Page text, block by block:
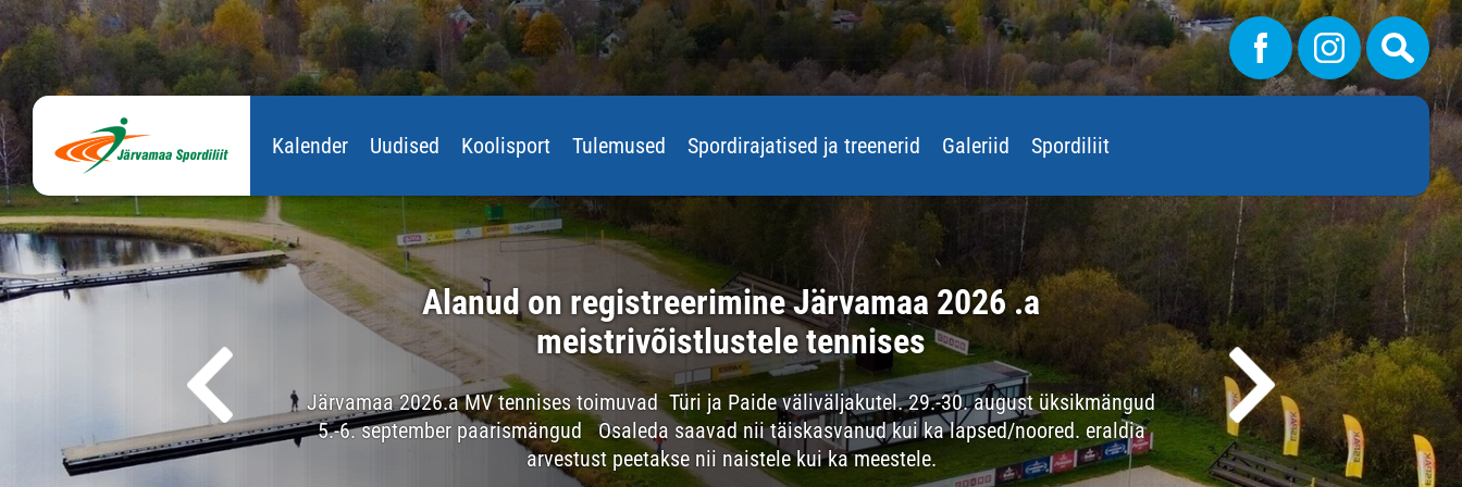
Kalender Uudised Koolisport Tulemused Spordirajatised ja treenerid Galeriid Spordiliit
taas
juba 1. juunil!
maakonda! Väljakutse
Alanud on registreerimine Järvamaa 2026 .a
meistrivõistlustele tennises
Järvamaa 2026.a MV tennises toimuvad Türi ja Paide väliväljakutel. 29.-30. august üksikmängud
5.-6. september paarismängud Osaleda saavad nii täiskasvanud kui ka lapsed/noored. eraldia
arvestust peetakse nii naistele kui ka meestele.
Eile,16